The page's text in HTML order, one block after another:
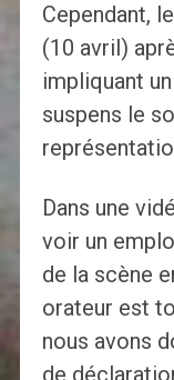
Cependant,
(10 avril)
impliquant
suspens le
Dans une
voir un
de la scène
orateur est
nous avons
de